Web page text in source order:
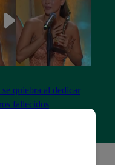
quiebra al dedicar
fallecidos